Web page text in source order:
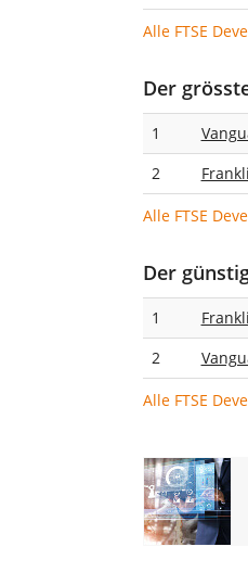
Alle FTSE
Der
1
2
Alle FTSE
Der
1
2
Alle FTSE